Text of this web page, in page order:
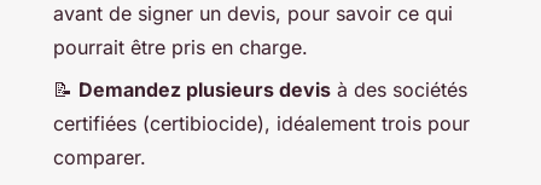
avant de signer un devis, pour savoir ce qui
pourrait être pris en charge.
📝 Demandez plusieurs devis à des sociétés
certifiées (certibiocide), idéalement trois pour
comparer.